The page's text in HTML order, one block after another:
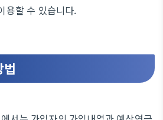
용할 수 있습니다.
법